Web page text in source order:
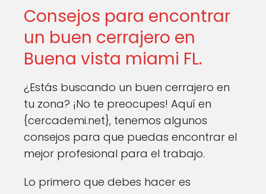
Consejos para encontrar
un buen cerrajero en
Buena vista miami FL.
¿Estás buscando un buen cerrajero en
tu zona? ¡No te preocupes! Aquí en
{cercademi.net}, tenemos algunos
consejos para que puedas encontrar el
mejor profesional para el trabajo.
Lo primero que debes hacer es